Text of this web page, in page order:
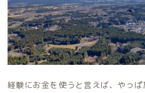
経験にお金を使うと言えば、やっ